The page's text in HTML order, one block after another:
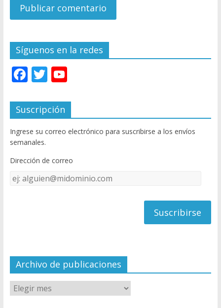
Síguenos en la redes
F
e
b
o
o
k
T
itt
er
Y
u
T
u
e
C
el
Suscripción
Ingrese su correo electrónico para suscribirse a los envíos
semanales.
Dirección de correo
Dirección
de
Archivo de publicaciones